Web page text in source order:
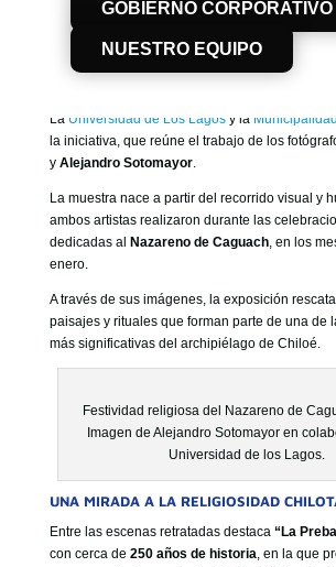
GOBIERNO CORPORATIVO
NUESTRO EQUIPO
IMPORTANTES DE CHILOÉ.
La exposición fotográfica“Miradas de Fe”
martes 13 de enero
13:00 horas , en la
La Universidad de Los Lagosy la
la iniciativa, que reúne el trabajo de los
y Alejandro Sotomayor.
La muestra nace a partir del recorrido visual y
ambos artistas realizaron durante las
dedicadas al Nazareno de Caguach, en los
enero.
A través de sus imágenes, la exposición
paisajes y rituales que forman parte de una de
más significativas del archipiélago de Chiloé.
Festividad religiosa del Nazareno de
Imagen de Alejandro Sotomayor en
Universidad de los Lagos.
UNA MIRADA A LA RELIGIOSIDAD
Entre las escenas retratadas destaca “La
con cerca de 250 años de historia, en la que